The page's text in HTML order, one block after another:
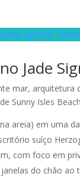
agora:
Jade
mar,
Sunny Isles
areia) em uma
suíço
com foco em
do chão